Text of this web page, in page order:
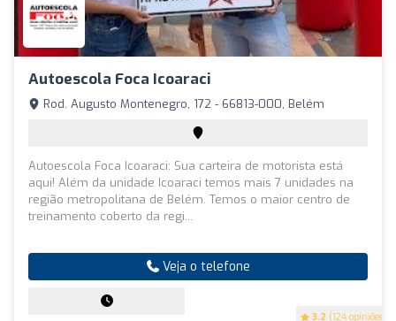
Autoescola Foca Icoaraci
3.2 (124 opiniões)
Rod. Augusto Montenegro, 172 - 66813-000, Belém
Autoescola Foca Icoaraci: Sua carteira de motorista está
aqui! Além da unidade Icoaraci temos mais 7 unidades na
região metropolitana de Belém. Temos o maior centro de
treinamento coberto da regi...
Veja o telefone